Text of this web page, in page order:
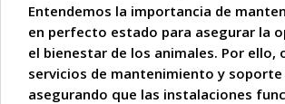
Entendemos la importancia de
en perfecto estado para asegurar la
el bienestar de los animales. Por ello,
servicios de mantenimiento y
asegurando que las instalaciones